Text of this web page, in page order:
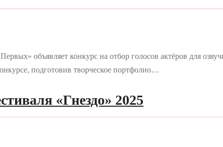
объявляет конкурс на отбор голосов актёров для
подготовив творческое портфолио…
«Гнездо» 2025